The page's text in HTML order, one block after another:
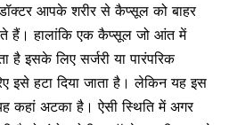
डॉक्टर आपके शरीर से कैप्सूल को बाहर
हैं। हालांकि एक कैप्सूल जो आंत में
इसके लिए सर्जरी या पारंपरिक
इसे हटा दिया जाता है। लेकिन यह इस
यह कहां अटका है।ऐसी स्थिति में अगर